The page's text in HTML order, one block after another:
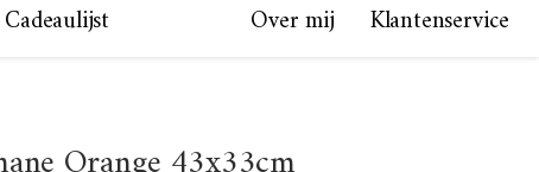
Cadeaulijst Over mij Klantenservice